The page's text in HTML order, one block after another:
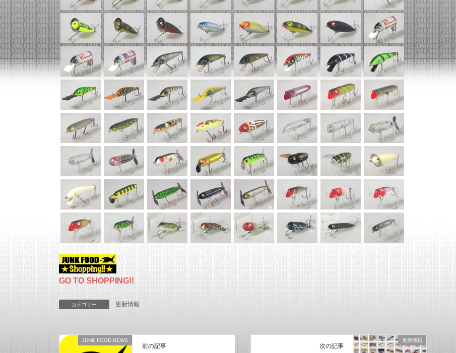
GO TO SHOPPING!!
カテゴリー 更新情報
JUNK FOOD NEWS
前の記事
更新情報
次の記事